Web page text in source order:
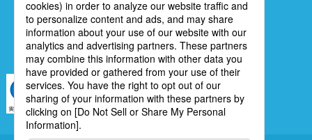
LINE公式アカウント（精密農業）